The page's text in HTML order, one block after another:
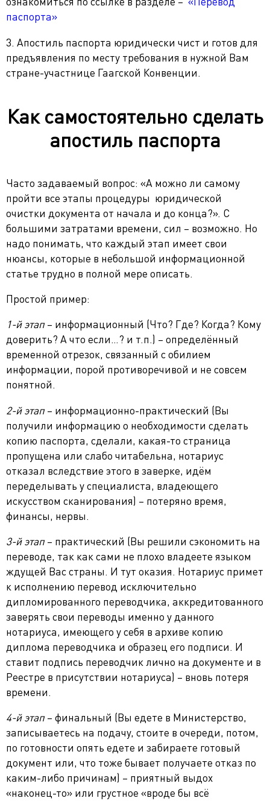
паспорта»
3. Апостиль паспорта юридически чист и готов для
предъявления по месту требования в нужной Вам
стране-участнице Гаагской Конвенции.
Как самостоятельно сделать
апостиль паспорта
Часто задаваемый вопрос: «А можно ли самому
пройти все этапы процедуры юридической
очистки документа от начала и до конца?». С
большими затратами времени, сил – возможно. Но
надо понимать, что каждый этап имеет свои
нюансы, которые в небольшой информационной
статье трудно в полной мере описать.
Простой пример:
1-й этап– информационный (Что? Где? Когда? Кому
доверить? А что если…? и т.п.) – определённый
временной отрезок, связанный с обилием
информации, порой противоречивой и не совсем
понятной.
2-й этап– информационно-практический (Вы
получили информацию о необходимости сделать
копию паспорта, сделали, какая-то страница
пропущена или слабо читабельна, нотариус
отказал вследствие этого в заверке, идём
переделывать у специалиста, владеющего
искусством сканирования) – потеряно время,
финансы, нервы.
3-й этап– практический (Вы решили сэкономить на
переводе, так как сами не плохо владеете языком
ждущей Вас страны. И тут оказия. Нотариус примет
к исполнению перевод исключительно
дипломированного переводчика, аккредитованного
заверять свои переводы именно у данного
нотариуса, имеющего у себя в архиве копию
диплома переводчика и образец его подписи. И
ставит подпись переводчик лично на документе и в
Реестре в присутствии нотариуса) – вновь потеря
времени.
4-й этап– финальный (Вы едете в Министерство,
записываетесь на подачу, стоите в очереди, потом,
по готовности опять едете и забираете готовый
документ или, что тоже бывает получаете отказ по
каким-либо причинам) – приятный выдох
«наконец-то» или грустное «вроде бы всё